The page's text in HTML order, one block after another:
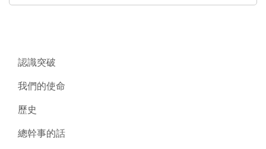
認識突破
我們的使命
歷史
總幹事的話